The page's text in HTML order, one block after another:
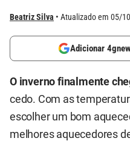
Beatriz Silva Atualizado em 05/
Adicionar
O inverno finalmente
cedo. Com as
escolher um bom
melhores aquecedores